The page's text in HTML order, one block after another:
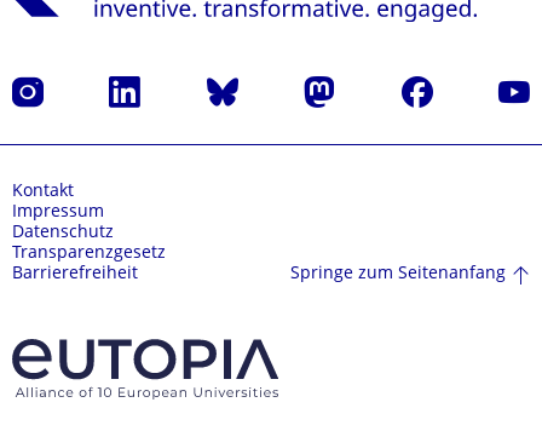
Instagram LinkedIn Bluesky Mastodon Facebook
Kontakt
Impressum
Datenschutz
Transparenzgesetz
Barrierefreiheit
Springe zum Seitenanfang